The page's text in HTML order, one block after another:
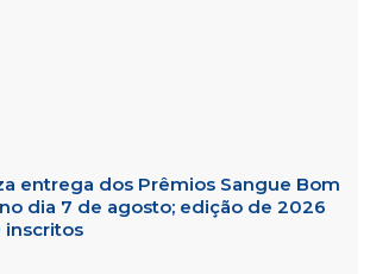
entrega dos Prêmios Sangue Bom
dia 7 de agosto; edição de 2026
inscritos